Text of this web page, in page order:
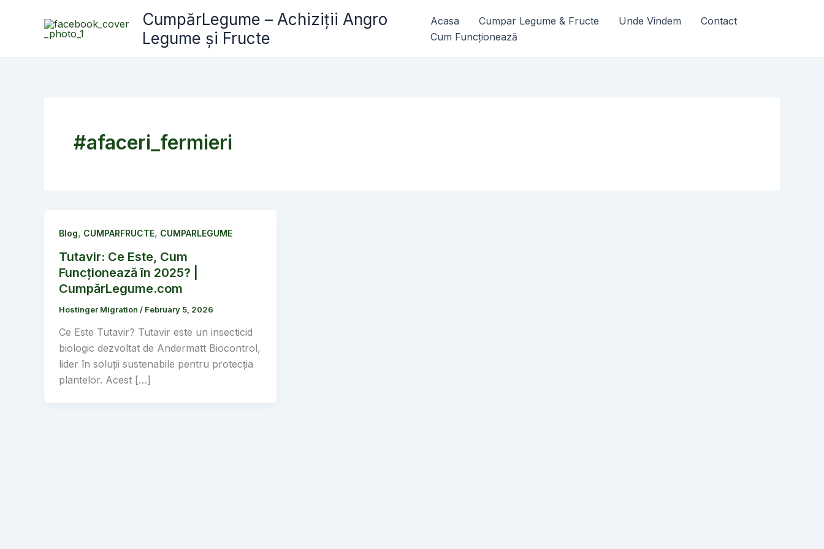
CumpărLegume – Achiziții Angro
Legume și Fructe
Acasa Cumpar Legume & Fructe Unde Vindem
Contact
Cum Funcționează
#afaceri_fermieri
Blog, CUMPARFRUCTE, CUMPARLEGUME
Tutavir: Ce Este, Cum
Funcționează în 2025? |
CumpărLegume.com
Hostinger Migration / February 5, 2026
Ce Este Tutavir? Tutavir este un insecticid
biologic dezvoltat de Andermatt Biocontrol,
lider în soluții sustenabile pentru protecția
plantelor. Acest […]